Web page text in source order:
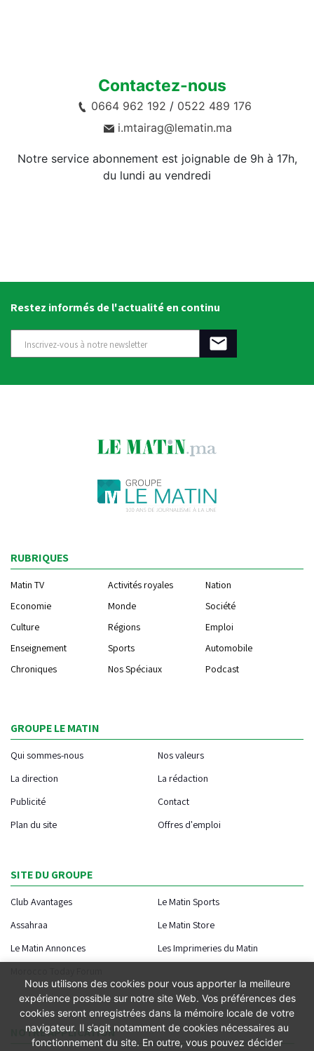
Contactez-nous
0664 962 192 / 0522 489 176
i.mtairag@lematin.ma
Notre service abonnement est joignable de 9h à 17h,
du lundi au vendredi
Restez informés de l'actualité en continu
RUBRIQUES
Matin TV Activités royales
Nation
Economie
Monde
Société
Culture
Régions
Emploi
Enseignement
Sports
Automobile
Chroniques
Nos Spéciaux Podcast
GROUPE LE MATIN
Qui sommes-nous
Nos valeurs
La direction
La rédaction
Publicité
Contact
Plan du site
Offres d'emploi
SITE DU GROUPE
Club Avantages
Le Matin Sports
Assahraa
Le Matin Store
Le Matin Annonces
Les Imprimeries du Matin
NOTRE APPLICATION
Nous utilisons des cookies pour vous apporter la meilleure
expérience possible sur notre site Web. Vos préférences des
cookies seront enregistrées dans la mémoire locale de votre
navigateur. Il s’agit notamment de cookies nécessaires au
fonctionnement du site. En outre, vous pouvez décider